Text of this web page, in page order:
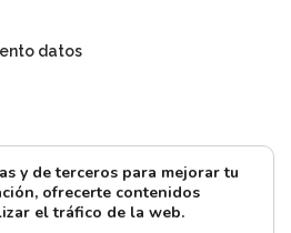
datos
y de terceros para mejorar tu
ofrecerte contenidos
el tráfico de la web.